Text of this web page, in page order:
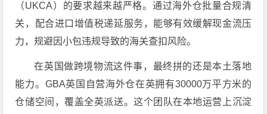
（UKCA）的要求越来越严格。通过海外仓批量合规清
关，配合进口增值税递延服务，能够有效缓解现金流压
力，规避因小包违规导致的海关查扣风险。
在英国做跨境物流这件事，最终拼的还是本土落地
能力。GBA英国自营海外仓在英拥有30000万平方米的
仓储空间，覆盖全英派送。这个团队在本地运营上沉淀